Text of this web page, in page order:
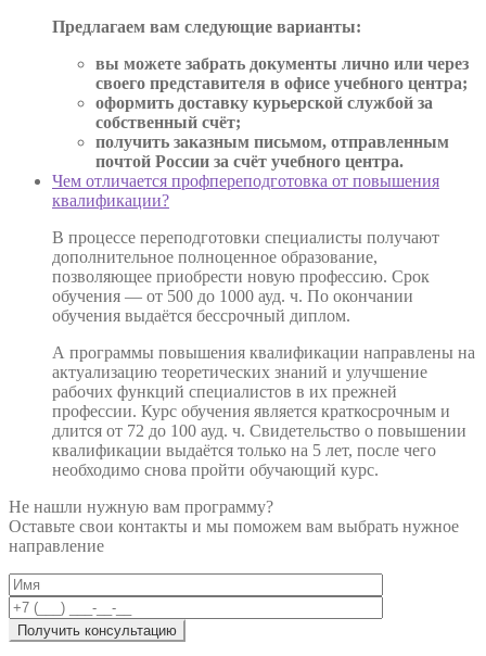
Предлагаем вам следующие варианты:
вы можете забрать документы лично или через
своего представителя в офисе учебного центра;
оформить доставку курьерской службой за
собственный счёт;
получить заказным письмом, отправленным
почтой России за счёт учебного центра.
Чем отличается профпереподготовка от повышения
квалификации?
В процессе переподготовки специалисты получают
дополнительное полноценное образование,
позволяющее приобрести новую профессию. Срок
обучения — от 500 до 1000 ауд. ч. По окончании
обучения выдаётся бессрочный диплом.
А программы повышения квалификации направлены на
актуализацию теоретических знаний и улучшение
рабочих функций специалистов в их прежней
профессии. Курс обучения является краткосрочным и
длится от 72 до 100 ауд. ч. Свидетельство о повышении
квалификации выдаётся только на 5 лет, после чего
необходимо снова пройти обучающий курс.
Не нашли нужную вам программу?
Оставьте свои контакты и мы поможем вам выбрать нужное
направление